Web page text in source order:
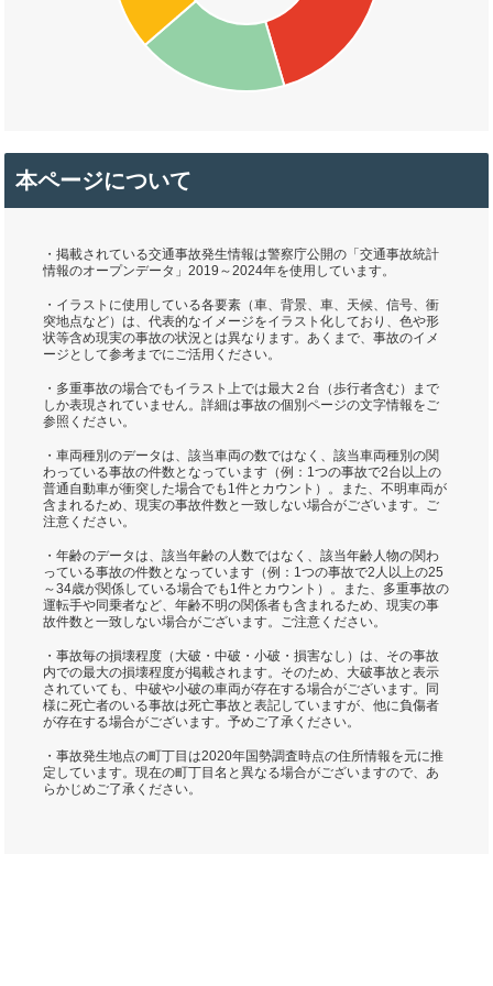
本ページについて
・掲載されている交通事故発生情報は警察庁公開の「交通事故統計
情報のオープンデータ」2019～2024年を使用しています。
・イラストに使用している各要素（車、背景、車、天候、信号、衝
突地点など）は、代表的なイメージをイラスト化しており、色や形
状等含め現実の事故の状況とは異なります。あくまで、事故のイメ
ージとして参考までにご活用ください。
・多重事故の場合でもイラスト上では最大２台（歩行者含む）まで
しか表現されていません。詳細は事故の個別ページの文字情報をご
参照ください。
・車両種別のデータは、該当車両の数ではなく、該当車両種別の関
わっている事故の件数となっています（例：1つの事故で2台以上の
普通自動車が衝突した場合でも1件とカウント）。また、不明車両が
含まれるため、現実の事故件数と一致しない場合がございます。ご
注意ください。
・年齢のデータは、該当年齢の人数ではなく、該当年齢人物の関わ
っている事故の件数となっています（例：1つの事故で2人以上の25
～34歳が関係している場合でも1件とカウント）。また、多重事故の
運転手や同乗者など、年齢不明の関係者も含まれるため、現実の事
故件数と一致しない場合がございます。ご注意ください。
・事故毎の損壊程度（大破・中破・小破・損害なし）は、その事故
内での最大の損壊程度が掲載されます。そのため、大破事故と表示
されていても、中破や小破の車両が存在する場合がございます。同
様に死亡者のいる事故は死亡事故と表記していますが、他に負傷者
が存在する場合がございます。予めご了承ください。
・事故発生地点の町丁目は2020年国勢調査時点の住所情報を元に推
定しています。現在の町丁目名と異なる場合がございますので、あ
らかじめご了承ください。